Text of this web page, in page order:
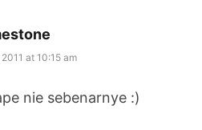
at 10:15 am
nie sebenarnye :)